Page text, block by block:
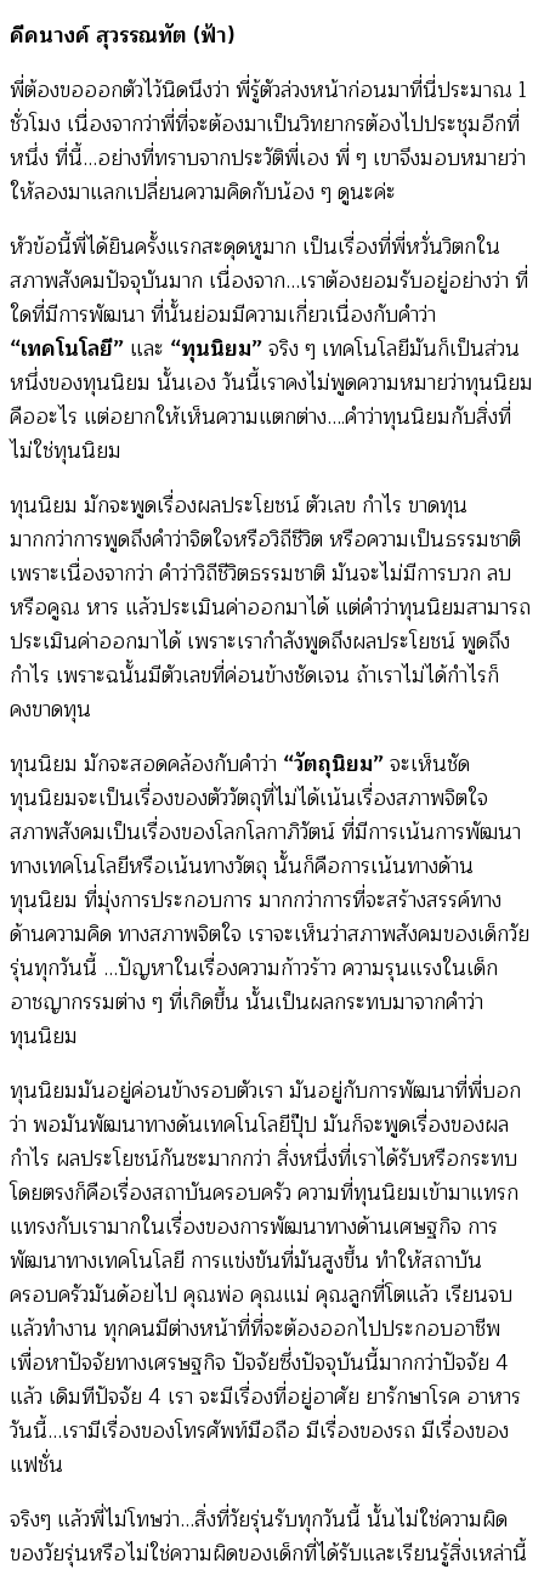
คีคนางค์ สุวรรณทัต (ฟ้า)
พี่ต้องขอออกตัวไว้นิดนึงว่า พี่รู้ตัวล่วงหน้าก่อนมาที่นี่ประมาณ 1
ชั่วโมง เนื่องจากว่าพี่ที่จะต้องมาเป็นวิทยากรต้องไปประชุมอีกที่
หนึ่ง ที่นี้…อย่างที่ทราบจากประวัติพี่เอง พี่ ๆ เขาจึงมอบหมายว่า
ให้ลองมาแลกเปลี่ยนความคิดกับน้อง ๆ ดูนะค่ะ
หัวข้อนี้พี่ได้ยินครั้งแรกสะดุดหูมาก เป็นเรื่องที่พี่หวั่นวิตกใน
สภาพสังคมปัจจุบันมาก เนื่องจาก…เราต้องยอมรับอยู่อย่างว่า ที่
ใดที่มีการพัฒนา ที่นั้นย่อมมีความเกี่ยวเนื่องกับคำว่า
“เทคโนโลยี” และ “ทุนนิยม”จริง ๆ เทคโนโลยีมันก็เป็นส่วน
หนึ่งของทุนนิยม นั้นเอง วันนี้เราคงไม่พูดความหมายว่าทุนนิยม
คืออะไร แต่อยากให้เห็นความแตกต่าง….คำว่าทุนนิยมกับสิ่งที่
ไม่ใช่ทุนนิยม
ทุนนิยม มักจะพูดเรื่องผลประโยชน์ ตัวเลข กำไร ขาดทุน
มากกว่าการพูดถึงคำว่าจิตใจหรือวิถีชีวิต หรือความเป็นธรรมชาติ
เพราะเนื่องจากว่า คำว่าวิถีชีวิตธรรมชาติ มันจะไม่มีการบวก ลบ
หรือคูณ หาร แล้วประเมินค่าออกมาได้ แต่คำว่าทุนนิยมสามารถ
ประเมินค่าออกมาได้ เพราะเรากำลังพูดถึงผลประโยชน์ พูดถึง
กำไร เพราะฉนั้นมีตัวเลขที่ค่อนข้างชัดเจน ถ้าเราไม่ได้กำไรก็
คงขาดทุน
ทุนนิยม มักจะสอดคล้องกับคำว่า “วัตถุนิยม”จะเห็นชัด
ทุนนิยมจะเป็นเรื่องของตัววัตถุที่ไม่ได้เน้นเรื่องสภาพจิตใจ
สภาพสังคมเป็นเรื่องของโลกโลกาภิวัตน์ ที่มีการเน้นการพัฒนา
ทางเทคโนโลยีหรือเน้นทางวัตถุ นั้นก็คือการเน้นทางด้าน
ทุนนิยม ที่มุ่งการประกอบการ มากกว่าการที่จะสร้างสรรค์ทาง
ด้านความคิด ทางสภาพจิตใจ เราจะเห็นว่าสภาพสังคมของเด็กวัย
รุ่นทุกวันนี้ …ปัญหาในเรื่องความก้าวร้าว ความรุนแรงในเด็ก
อาชญากรรมต่าง ๆ ที่เกิดขึ้น นั้นเป็นผลกระทบมาจากคำว่า
ทุนนิยม
ทุนนิยมมันอยู่ค่อนข้างรอบตัวเรา มันอยู่กับการพัฒนาที่พี่บอก
ว่า พอมันพัฒนาทางด้นเทคโนโลยีปุ๊ป มันก็จะพูดเรื่องของผล
กำไร ผลประโยชน์กันซะมากกว่า สิ่งหนึ่งที่เราได้รับหรือกระทบ
โดยตรงก็คือเรื่องสถาบันครอบครัว ความที่ทุนนิยมเข้ามาแทรก
แทรงกับเรามากในเรื่องของการพัฒนาทางด้านเศษฐกิจ การ
พัฒนาทางเทคโนโลยี การแข่งขันที่มันสูงขึ้น ทำให้สถาบัน
ครอบครัวมันด้อยไป คุณพ่อ คุณแม่ คุณลูกที่โตแล้ว เรียนจบ
แล้วทำงาน ทุกคนมีต่างหน้าที่ที่จะต้องออกไปประกอบอาชีพ
เพื่อหาปัจจัยทางเศรษฐกิจ ปัจจัยซึ่งปัจจุบันนี้มากกว่าปัจจัย 4
แล้ว เดิมทีปัจจัย 4 เรา จะมีเรื่องที่อยู่อาศัย ยารักษาโรค อาหาร
วันนี้…เรามีเรื่องของโทรศัพท์มือถือ มีเรื่องของรถ มีเรื่องของ
แฟชั่น
จริงๆ แล้วพี่ไม่โทษว่า…สิ่งที่วัยรุ่นรับทุกวันนี้ นั้นไม่ใช่ความผิด
ของวัยรุ่นหรือไม่ใช่ความผิดของเด็กที่ได้รับและเรียนรู้สิ่งเหล่านี้